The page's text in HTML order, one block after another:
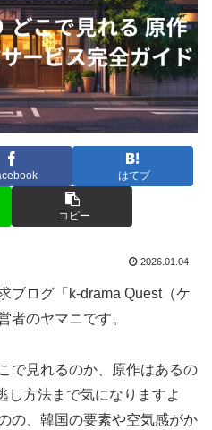
はてブ
コピー
2026.01.04
ブログ「k-drama Quest（ケ
者のヤマニです。
で見れるのか、原作はあるの
し方法まで気になりますよ
の、韓国の要素や空気感がか